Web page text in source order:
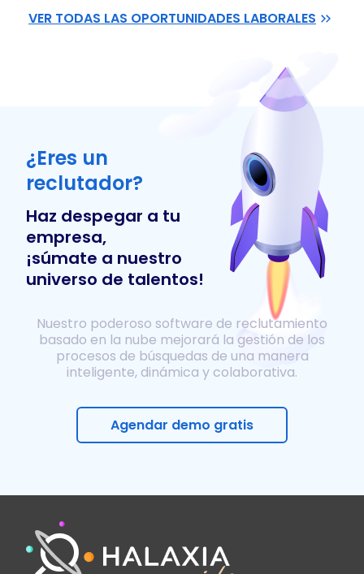
VER TODAS LAS OPORTUNIDADES LABORALES
¿Eres un
reclutador?
Haz despegar a tu
empresa,
¡súmate a nuestro
universo de talentos!
Nuestro poderoso software de reclutamiento
basado en la nube mejorará la gestión de los
procesos de búsquedas de una manera
inteligente, dinámica y colaborativa.
Agendar demo gratis